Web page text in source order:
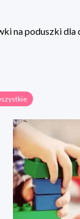
na poduszki dla